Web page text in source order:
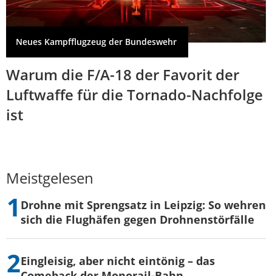
Neues Kampfflugzeug der Bundeswehr
Warum die F/A-18 der Favorit der
Luftwaffe für die Tornado-Nachfolge
ist
Meistgelesen
Drohne mit Sprengsatz in Leipzig: So wehren
sich die Flughäfen gegen Drohnenstörfälle
Eingleisig, aber nicht eintönig – das